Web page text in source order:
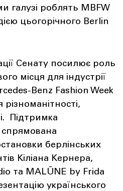
галузі роблять MBFW
цьогорічного Berlin
Сенату посилює роль
місця для індустрії
Benz Fashion Week
Підтримка
спрямована
берлінських
Кіліана Кернера,
та MALŪNE by Frida
українського